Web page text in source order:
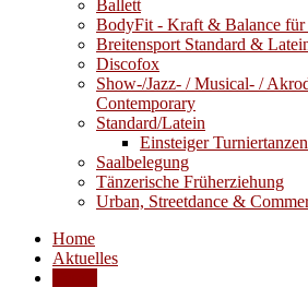
Ballett
BodyFit - Kraft & Balance für
Breitensport Standard &
Discofox
Show-/Jazz- / Musical- /
Contemporary
Standard/Latein
Einsteiger
Saalbelegung
Tänzerische Früherziehung
Urban, Streetdance &
Home
Aktuelles